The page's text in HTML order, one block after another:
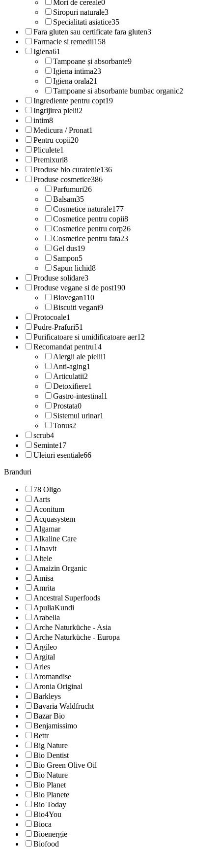
Mori de cereale0
Siropuri naturale3
Specialitati asiatice35
Fara gluten sau certificate fara gluten3
Farmacie si remedii158
Igiena61
Tampoane și absorbante9
Igiena intima23
Igiena orala21
Tampoane si absorbante bumbac organic2
Ingrediente pentru copt19
Ingrijirea pielii2
intim8
Medicura / Pronat1
Pentru copii20
Pliculete1
Premixuri8
Produse bio curatenie136
Produse cosmetice386
Parfumuri26
Balsam35
Cosmetice naturale177
Cosmetice pentru copii8
Cosmetice pentru corp26
Cosmetice pentru fata23
Gel dus19
Sampon5
Sapun lichid8
Produse solidare3
Produse vegane si de post190
Biovegan110
Biscuiti vegani9
Protocoale1
Pudre-Prafuri51
Purificatoare si umidificatoare aer12
Recomandat pentru14
Alergii ale pielii1
Anti-aging1
Articulatii2
Detoxifiere1
Gastro-intestinal1
Prostata0
Sistemul urinar1
Tonus2
scrub4
Seminte17
Uleiuri esentiale66
Branduri
78 Oligo
Aarts
Aconitum
Acquasystem
Algamar
Alkaline Care
Alnavit
Altele
Amaizin Organic
Amisa
Amrita
Ancestral Superfoods
ApuliaKundi
Arabella
Arche Naturküche - Asia
Arche Naturküche - Europa
Argileo
Argital
Aries
Aromandise
Aronia Original
Barkleys
Bavaria Waldfrucht
Bazar Bio
Benjamissimo
Bettr
Big Nature
Bio Dentist
Bio Green Olive Oil
Bio Nature
Bio Planet
Bio Planete
Bio Today
Bio4You
Bioca
Bioenergie
Biofood